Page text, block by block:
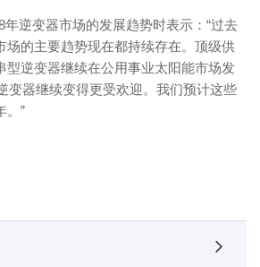
逆变器市场的发展趋势时表示：“过去
场的主要趋势现在都持续存在。顶级供
型逆变器继续在公用事业太阳能市场发
变器继续变得更受欢迎。我们预计这些
。”